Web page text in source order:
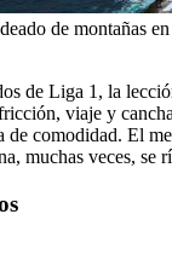
de montañas
de Liga 1, la
viaje y
de comodidad. El
muchas veces, se